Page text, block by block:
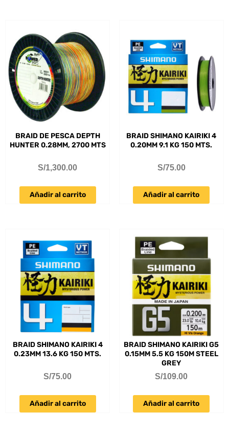
BRAID DE PESCA DEPTH
HUNTER 0.28MM, 2700 MTS
S/1,300.00
Añadir al carrito
BRAID SHIMANO KAIRIKI 4
0.20MM 9.1 KG 150 MTS.
S/75.00
Añadir al carrito
BRAID SHIMANO KAIRIKI 4
0.23MM 13.6 KG 150 MTS.
S/75.00
Añadir al carrito
BRAID SHIMANO KAIRIKI G5
0.15MM 5.5 KG 150M STEEL
GREY
S/109.00
Añadir al carrito